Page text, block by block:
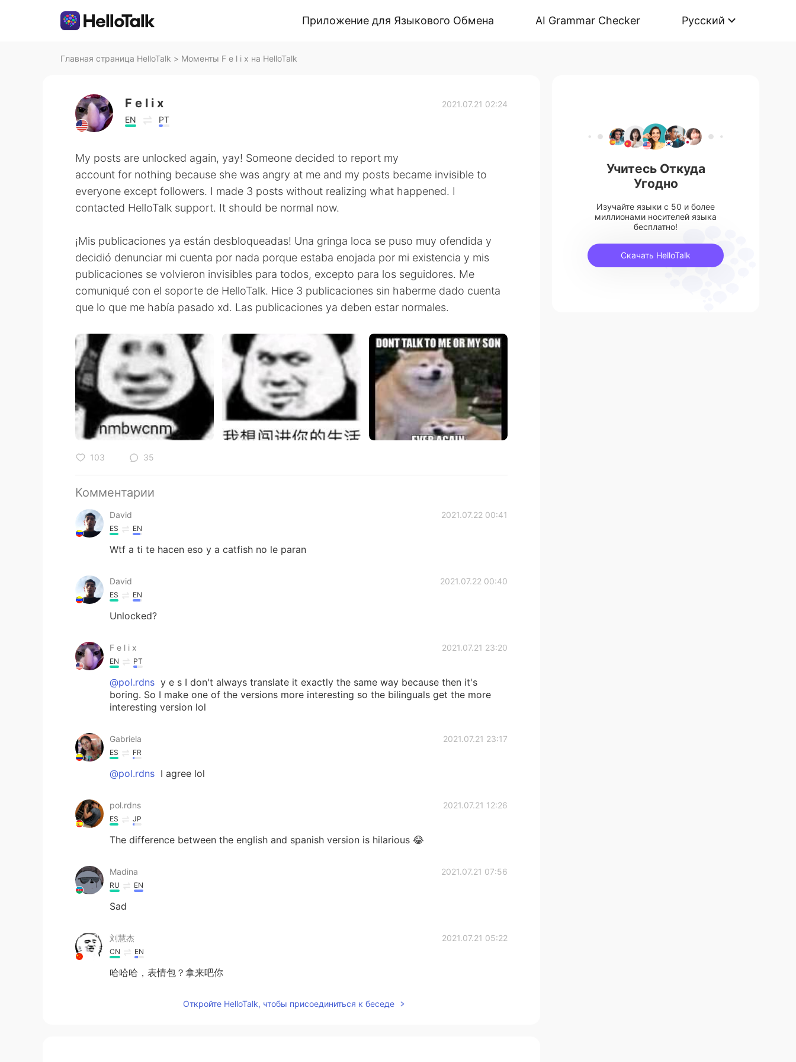
Приложение для Языкового Обмена AI Grammar Checker Русский
Главная страница HelloTalk > Моменты F e l i x на HelloTalk
F e l i x
EN PT
2021.07.21 02:24
My posts are unlocked again, yay! Someone decided to report my
account for nothing because she was angry at me and my posts became invisible to
everyone except followers. I made 3 posts without realizing what happened. I
contacted HelloTalk support. It should be normal now.
¡Mis publicaciones ya están desbloqueadas! Una gringa loca se puso muy ofendida y
decidió denunciar mi cuenta por nada porque estaba enojada por mi existencia y mis
publicaciones se volvieron invisibles para todos, excepto para los seguidores. Me
comuniqué con el soporte de HelloTalk. Hice 3 publicaciones sin haberme dado cuenta
que lo que me había pasado xd. Las publicaciones ya deben estar normales.
103 35
Комментарии
David 2021.07.22 00:41
ES EN
Wtf a ti te hacen eso y a catfish no le paran
David 2021.07.22 00:40
ES EN
Unlocked?
F e l i x 2021.07.21 23:20
EN PT
@pol.rdns y e s I don't always translate it exactly the same way because then it's
boring. So I make one of the versions more interesting so the bilinguals get the more
interesting version lol
Gabriela 2021.07.21 23:17
ES FR
@pol.rdns I agree lol
pol.rdns 2021.07.21 12:26
ES JP
The difference between the english and spanish version is hilarious 😂
Madina 2021.07.21 07:56
RU EN
Sad
刘慧杰 2021.07.21 05:22
CN EN
哈哈哈，表情包？拿来吧你
Откройте HelloTalk, чтобы присоединиться к беседе
Учитесь Откуда
Угодно
Изучайте языки с 50 и более
миллионами носителей языка
бесплатно!
Скачать HelloTalk